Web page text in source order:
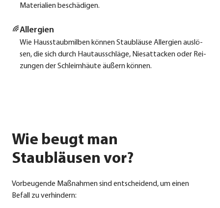
Mate­ria­li­en beschä­di­gen.
All­er­gien
Wie Haus­staub­mil­ben kön­nen Staub­läu­se All­er­gien aus­lö­
sen, die sich durch Haut­aus­schlä­ge, Nies­at­ta­cken oder Rei­
zun­gen der Schleim­häu­te äußern kön­nen.
Wie beugt man
Staubläusen vor?
Vor­beu­gen­de Maß­nah­men sind ent­schei­dend, um einen
Befall zu ver­hin­dern: